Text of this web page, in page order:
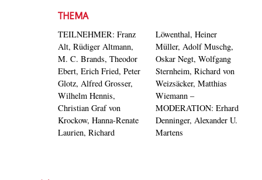
THEMA
TEILNEHMER: Franz
Alt, Rüdiger Altmann,
M. C. Brands, Theodor
Ebert, Erich Fried, Peter
Glotz, Alfred Grosser,
Wilhelm Hennis,
Christian Graf von
Krockow, Hanna-Renate
Laurien, Richard
Löwenthal, Heiner
Müller, Adolf Muschg,
Oskar Negt, Wolfgang
Sternheim, Richard von
Weizsäcker, Matthias
Wiemann –
MODERATION: Erhard
Denninger, Alexander U.
Martens